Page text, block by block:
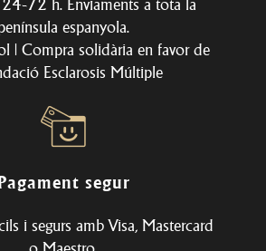
espanyola.
| Compra solidària en favor de
Esclarosis Múltiple
segur
i segurs amb Visa, Mastercard